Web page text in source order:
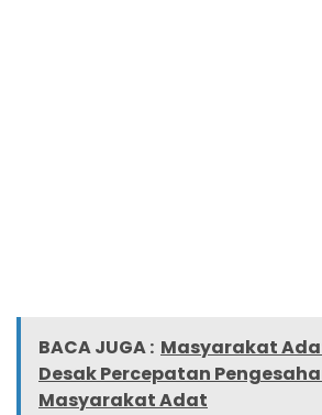
BACA JUGA : Masyarakat
Desak Percepatan
Masyarakat Adat